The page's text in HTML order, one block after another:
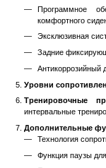
Благодаря таким
и ручки Ergo Form
в сочетании с
оборудованием.
Степпер ClimbMill
Идеальный
лестнице на
Зона
Система